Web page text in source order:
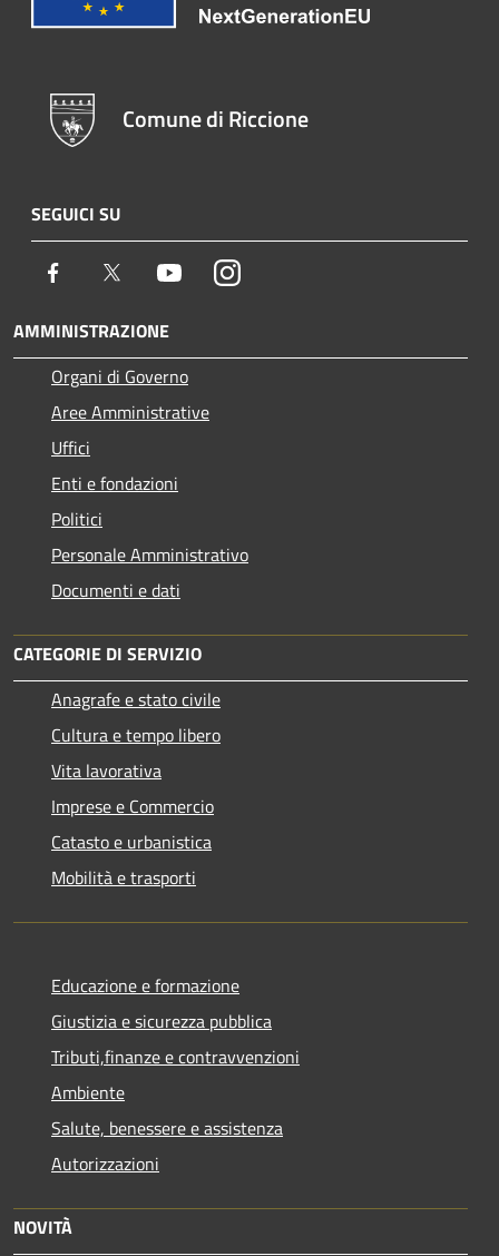
Comune di Riccione
SEGUICI SU
Facebook Twitter YoutubeInstagram
AMMINISTRAZIONE
Organi di Governo
Aree Amministrative
Uffici
Enti e fondazioni
Politici
Personale Amministrativo
Documenti e dati
CATEGORIE DI SERVIZIO
Anagrafe e stato civile
Cultura e tempo libero
Vita lavorativa
Imprese e Commercio
Catasto e urbanistica
Mobilità e trasporti
Educazione e formazione
Giustizia e sicurezza pubblica
Tributi,finanze e contravvenzioni
Ambiente
Salute, benessere e assistenza
Autorizzazioni
NOVITÀ